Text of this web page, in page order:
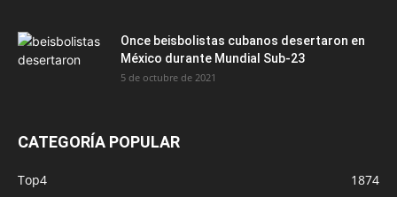
Once beisbolistas cubanos desertaron en
México durante Mundial Sub-23
5 de octubre de 2021
CATEGORÍA POPULAR
Top4
1874